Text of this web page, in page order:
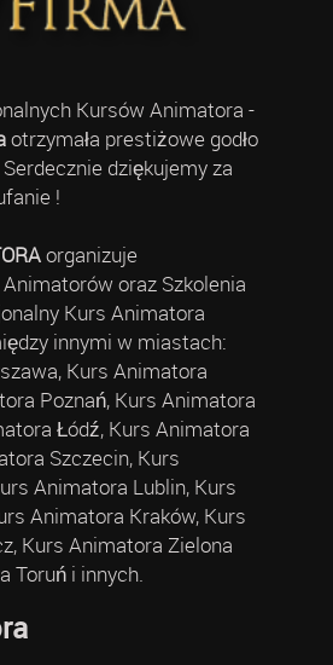
Kursów Animatora -
otrzymała prestiżowe godło
dziękujemy za
!
organizuje
oraz Szkolenia
Kurs Animatora
innymi w miastach:
Kurs Animatora
Poznań, Kurs Animatora
Łódź, Kurs Animatora
Szczecin, Kurs
Animatora Lublin, Kurs
Animatora Kraków, Kurs
Kurs Animatora Zielona
Toruń i innych.